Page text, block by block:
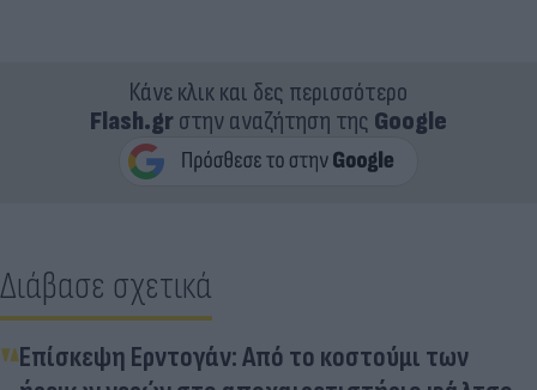
Κάνε κλικ και δες περισσότερο
Flash.grστην αναζήτηση της Google
Διάβασε σχετικά
Επίσκεψη Ερντογάν: Από το κοστούμι των